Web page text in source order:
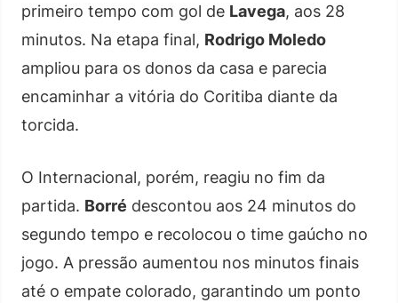
primeiro tempo com gol de Lavega, aos 28
minutos. Na etapa final, Rodrigo Moledo
ampliou para os donos da casa e parecia
encaminhar a vitória do Coritiba diante da
torcida.
O Internacional, porém, reagiu no fim da
partida. Borré descontou aos 24 minutos do
segundo tempo e recolocou o time gaúcho no
jogo. A pressão aumentou nos minutos finais
até o empate colorado, garantindo um ponto